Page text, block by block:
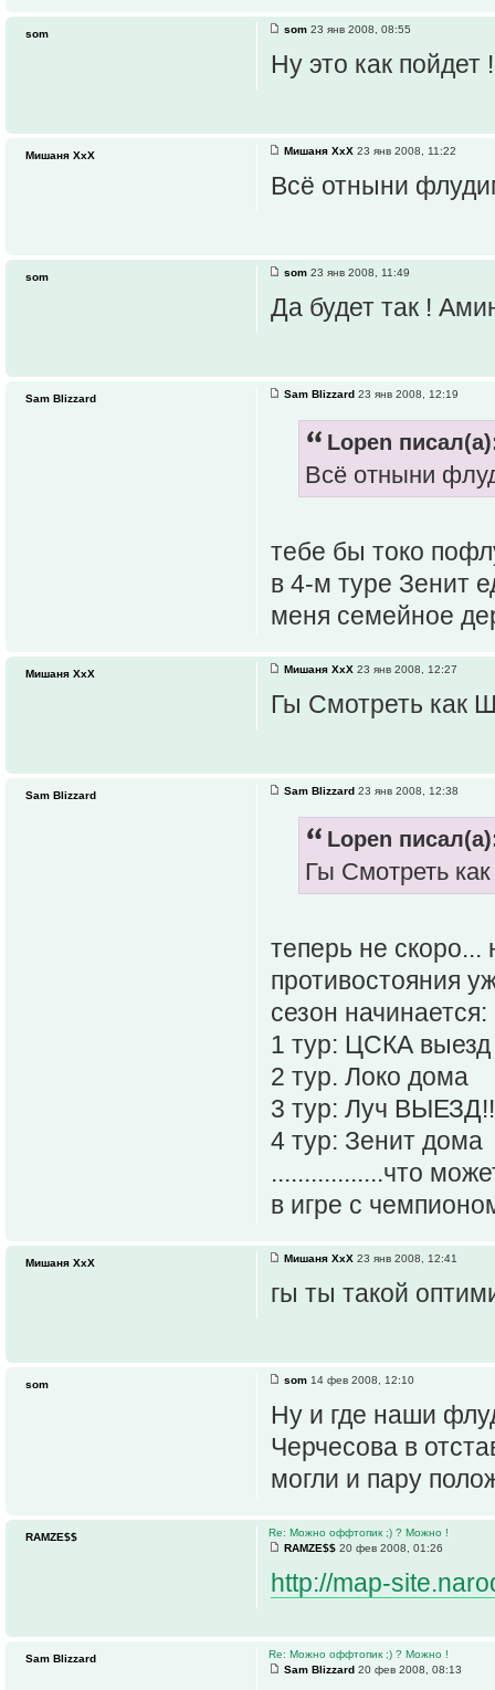
som 23 янв 2008, 08:55
Ну это как
som
Мишаня ХхХ 23 янв 2008, 11:22
Всё отныни
Мишаня ХхХ
som 23 янв 2008, 11:49
Да будет так !
som
Sam Blizzard 23 янв 2008, 12:19
Lopen
Всё отныни
тебе бы токо
в 4-м туре Зенит
меня семейное
Sam Blizzard
Мишаня ХхХ 23 янв 2008, 12:27
Гы Смотреть как
Мишаня ХхХ
Sam Blizzard 23 янв 2008, 12:38
Lopen
Гы Смотреть
теперь не
противостояния
сезон начинается:
1 тур: ЦСКА выезд
2 тур. Локо дома
3 тур: Луч
4 тур: Зенит дома
.................что
в игре с
Sam Blizzard
Мишаня ХхХ 23 янв 2008, 12:41
гы ты такой
Мишаня ХхХ
som 14 фев 2008, 12:10
Ну и где наши
Черчесова в
могли и пару
som
Re: Можно оффтопик ;) ? Можно !
RAMZE$$ 20 фев 2008, 01:26
http://map-
RAMZE$$
Re: Можно оффтопик ;) ? Можно !
Sam Blizzard 20 фев 2008, 08:13
Sam Blizzard